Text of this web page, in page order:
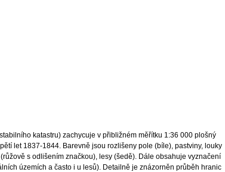
katastru) zachycuje v přibližném měřítku 1:36 000 plošný
let 1837-1844. Barevně jsou rozlišeny pole (bíle), pastviny, louky
s odlišením značkou), lesy (šedě). Dále obsahuje vyznačení
územích a často i u lesů). Detailně je znázorněn průběh hranic